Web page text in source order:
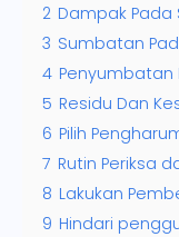
2 Dampak Pada
3 Sumbatan
4 Penyumbatan
5 Residu Dan
6 Pilih
7 Rutin Periksa
8 Lakukan
9 Hindari